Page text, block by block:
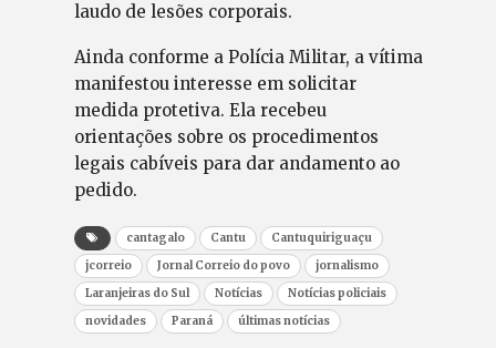
laudo de lesões corporais.
Ainda conforme a Polícia Militar, a vítima
manifestou interesse em solicitar
medida protetiva. Ela recebeu
orientações sobre os procedimentos
legais cabíveis para dar andamento ao
pedido.
cantagalo Cantu
Cantuquiriguaçu
jcorreio
Jornal Correio do povo
jornalismo
Laranjeiras do Sul
Notícias
Notícias policiais
novidades
Paraná últimas notícias